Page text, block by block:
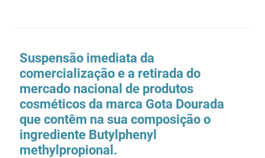
Suspensão imediata da
comercialização e a retirada do
mercado nacional de produtos
cosméticos da marca Gota Dourada
que contêm na sua composição o
ingrediente Butylphenyl
methylpropional.